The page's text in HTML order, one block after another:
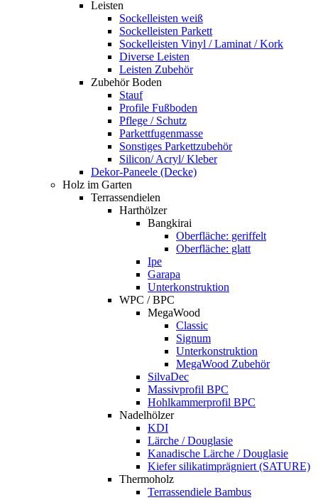
Leisten
Sockelleisten weiß
Sockelleisten Parkett
Sockelleisten Vinyl / Laminat / Kork
Diverse Leisten
Leisten Zubehör
Zubehör Boden
Stauf
Profile Fußboden
Pflege / Schutz
Parkettfugenmasse
Sonstiges Parkettzubehör
Silicon/ Acryl/ Kleber
Dekor-Paneele (Decke)
Holz im Garten
Terrassendielen
Harthölzer
Bangkirai
Oberfläche: geriffelt
Oberfläche: glatt
Ipe
Garapa
Unterkonstruktion
WPC / BPC
MegaWood
Classic
Signum
Unterkonstruktion
MegaWood Zubehör
SilvaDec
Massivprofil BPC
Hohlkammerprofil BPC
Nadelhölzer
KDI
Lärche / Douglasie
Kanadische Lärche / Douglasie
Kiefer silikatimprägniert (SATURE)
Thermoholz
Terrassendiele Bambus